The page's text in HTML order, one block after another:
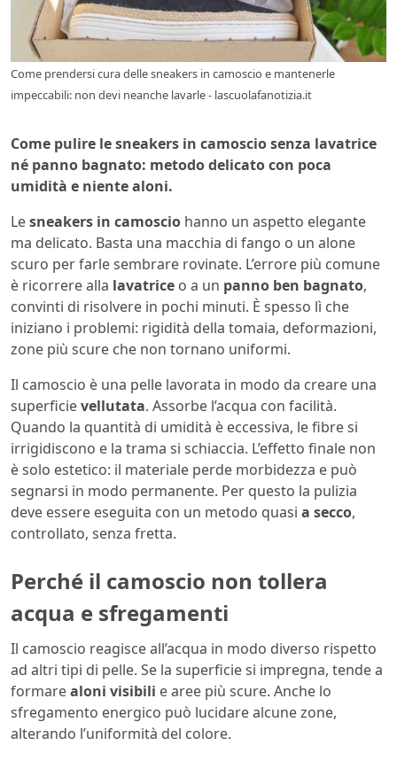
Come prendersi cura delle sneakers in camoscio e mantenerle
impeccabili: non devi neanche lavarle - lascuolafanotizia.it
Come pulire le sneakers in camoscio senza lavatrice
né panno bagnato: metodo delicato con poca
umidità e niente aloni.
Lesneakers in camoscio hanno un aspetto elegante
ma delicato. Basta una macchia di fango o un alone
scuro per farle sembrare rovinate. L’errore più comune
è ricorrere alla lavatrice o a un panno ben bagnato,
convinti di risolvere in pochi minuti. È spesso lì che
iniziano i problemi: rigidità della tomaia, deformazioni,
zone più scure che non tornano uniformi.
Il camoscio è una pelle lavorata in modo da creare una
superficievellutata. Assorbe l’acqua con facilità.
Quando la quantità di umidità è eccessiva, le fibre si
irrigidiscono e la trama si schiaccia. L’effetto finale non
è solo estetico: il materiale perde morbidezza e può
segnarsi in modo permanente. Per questo la pulizia
deve essere eseguita con un metodo quasi a secco,
controllato, senza fretta.
Perché il camoscio non tollera
acqua e sfregamenti
Il camoscio reagisce all’acqua in modo diverso rispetto
ad altri tipi di pelle. Se la superficie si impregna, tende a
formarealoni visibili e aree più scure. Anche lo
sfregamento energico può lucidare alcune zone,
alterando l’uniformità del colore.